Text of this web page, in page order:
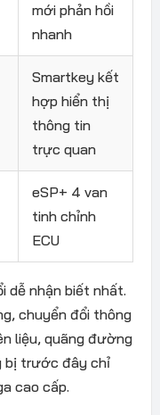
mới phản hồi
nhanh
Smartkey kết
hợp hiển thị
thông tin
trực quan
eSP+ 4 van
tinh chỉnh
ECU
dễ nhận biết nhất.
chuyển đổi thông
liệu, quãng đường
bị trước đây chỉ
cao cấp.